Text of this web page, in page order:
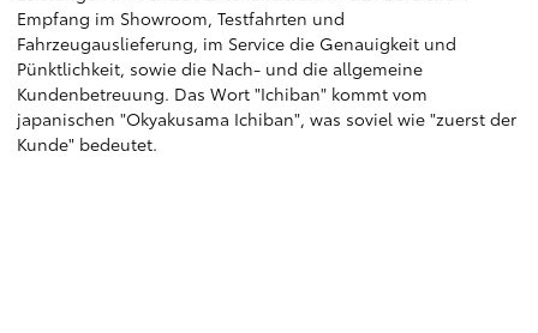
Empfang im Showroom, Testfahrten und
Fahrzeugauslieferung, im Service die Genauigkeit und
Pünktlichkeit, sowie die Nach- und die allgemeine
Kundenbetreuung. Das Wort "Ichiban" kommt vom
japanischen "Okyakusama Ichiban", was soviel wie "zuerst der
Kunde" bedeutet.